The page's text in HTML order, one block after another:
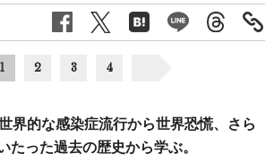
1 2 3 4
界的な感染症流行から世界恐慌、さら
たった過去の歴史から学ぶ。